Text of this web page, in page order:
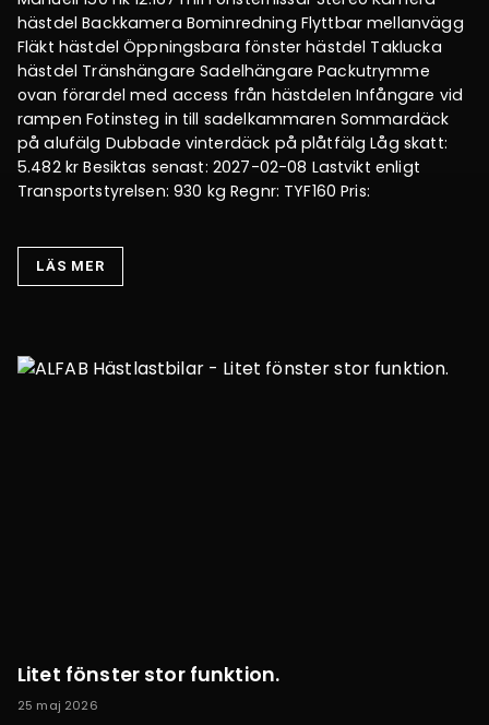
hästdel Backkamera Bominredning Flyttbar mellanvägg
Fläkt hästdel Öppningsbara fönster hästdel Taklucka
hästdel Tränshängare Sadelhängare Packutrymme
ovan förardel med access från hästdelen Infångare vid
rampen Fotinsteg in till sadelkammaren Sommardäck
på alufälg Dubbade vinterdäck på plåtfälg Låg skatt:
5.482 kr Besiktas senast: 2027-02-08 Lastvikt enligt
Transportstyrelsen: 930 kg Regnr: TYF160 Pris:
LÄS MER
Litet fönster stor funktion.
25 maj 2026